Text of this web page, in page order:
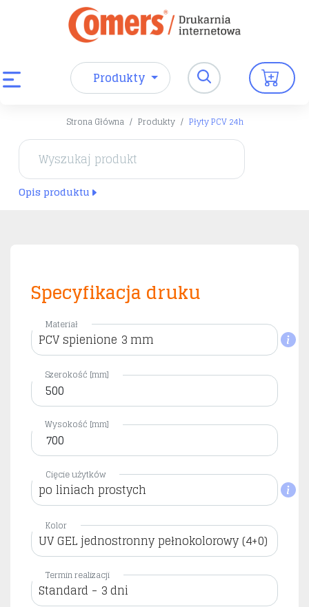
Produkty
Strona Główna Produkty Płyty PCV 24h
Opis produktu
Specyfikacja druku
Materiał
PCV spienione 3 mm
Szerokość [mm]
Wysokość [mm]
Cięcie użytków
po liniach prostych
Kolor
UV GEL jednostronny pełnokolorowy (4+0)
Termin realizacji
Standard - 3 dni